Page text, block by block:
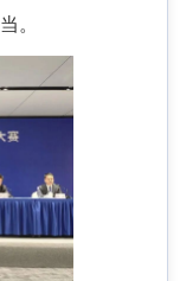
。